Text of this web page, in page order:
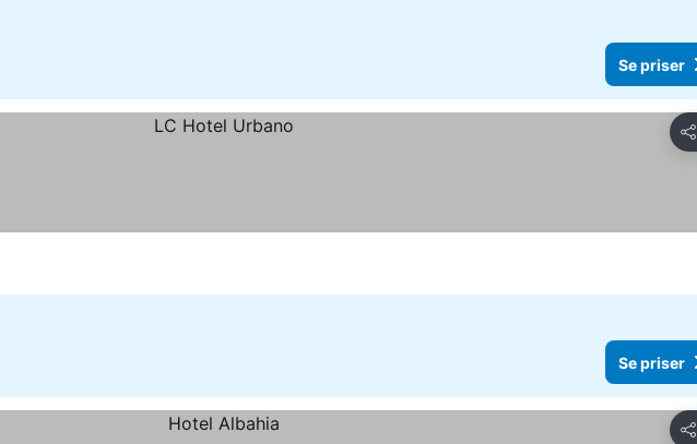
Se priser
Del
Se priser
Del